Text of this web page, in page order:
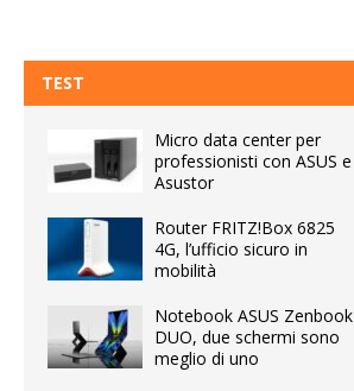
TEST
Micro data center per
professionisti con ASUS e
Asustor
Router FRITZ!Box 6825
4G, l’ufficio sicuro in
mobilità
Notebook ASUS Zenbook
DUO, due schermi sono
meglio di uno